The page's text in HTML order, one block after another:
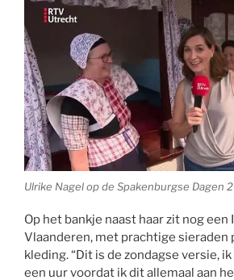
Ulrike Nagel op de Spakenburgse Dagen
Op het bankje naast haar zit nog
Vlaanderen, met prachtige sieraden
kleding. “Dit is de zondagse versie,
een uur voordat ik dit allemaal aan